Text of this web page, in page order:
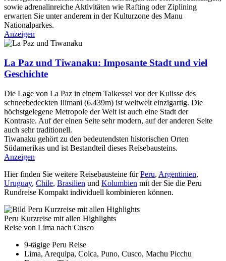
sowie adrenalinreiche Aktivitäten wie Rafting oder Ziplining
erwarten Sie unter anderem in der Kulturzone des Manu
Nationalparkes.
Anzeigen
La Paz und Tiwanaku: Imposante Stadt und viel
Geschichte
Die Lage von La Paz in einem Talkessel vor der Kulisse des
schneebedeckten Ilimani (6.439m) ist weltweit einzigartig. Die
höchstgelegene Metropole der Welt ist auch eine Stadt der
Kontraste. Auf der einen Seite sehr modern, auf der anderen Seite
auch sehr traditionell.
Tiwanaku gehört zu den bedeutendsten historischen Orten
Südamerikas und ist Bestandteil dieses Reisebausteins.
Anzeigen
Hier finden Sie weitere Reisebausteine fürPeru, Argentinien,
Uruguay, Chile, Brasilien und Kolumbien mit der Sie die Peru
Rundreise Kompakt individuell kombinieren können.
Peru Kurzreise mit allen Highlights
Reise von Lima nach Cusco
9-tägige Peru Reise
Lima, Arequipa, Colca, Puno, Cusco, Machu Picchu